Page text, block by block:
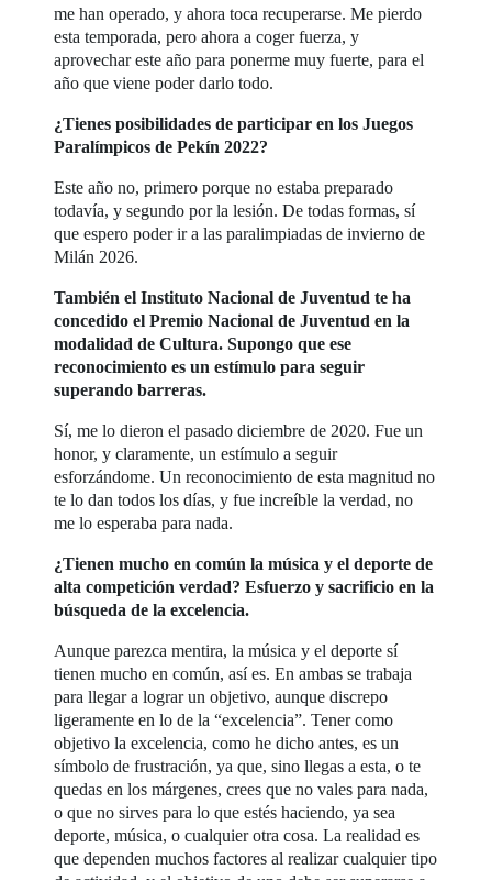
me han operado, y ahora toca recuperarse. Me pierdo
esta temporada, pero ahora a coger fuerza, y
aprovechar este año para ponerme muy fuerte, para el
año que viene poder darlo todo.
¿Tienes posibilidades de participar en los Juegos
Paralímpicos de Pekín 2022?
Este año no, primero porque no estaba preparado
todavía, y segundo por la lesión. De todas formas, sí
que espero poder ir a las paralimpiadas de invierno de
Milán 2026.
También el Instituto Nacional de Juventud te ha
concedido el Premio Nacional de Juventud en la
modalidad de Cultura. Supongo que ese
reconocimiento es un estímulo para seguir
superando barreras.
Sí, me lo dieron el pasado diciembre de 2020. Fue un
honor, y claramente, un estímulo a seguir
esforzándome. Un reconocimiento de esta magnitud no
te lo dan todos los días, y fue increíble la verdad, no
me lo esperaba para nada.
¿Tienen mucho en común la música y el deporte de
alta competición verdad? Esfuerzo y sacrificio en la
búsqueda de la excelencia.
Aunque parezca mentira, la música y el deporte sí
tienen mucho en común, así es. En ambas se trabaja
para llegar a lograr un objetivo, aunque discrepo
ligeramente en lo de la “excelencia”. Tener como
objetivo la excelencia, como he dicho antes, es un
símbolo de frustración, ya que, sino llegas a esta, o te
quedas en los márgenes, crees que no vales para nada,
o que no sirves para lo que estés haciendo, ya sea
deporte, música, o cualquier otra cosa. La realidad es
que dependen muchos factores al realizar cualquier tipo